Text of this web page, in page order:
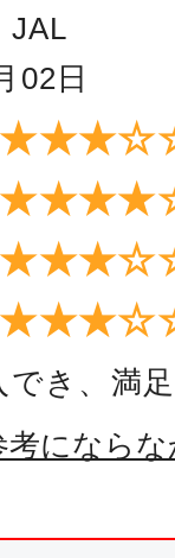
JAL
02日
でき、満
考になら